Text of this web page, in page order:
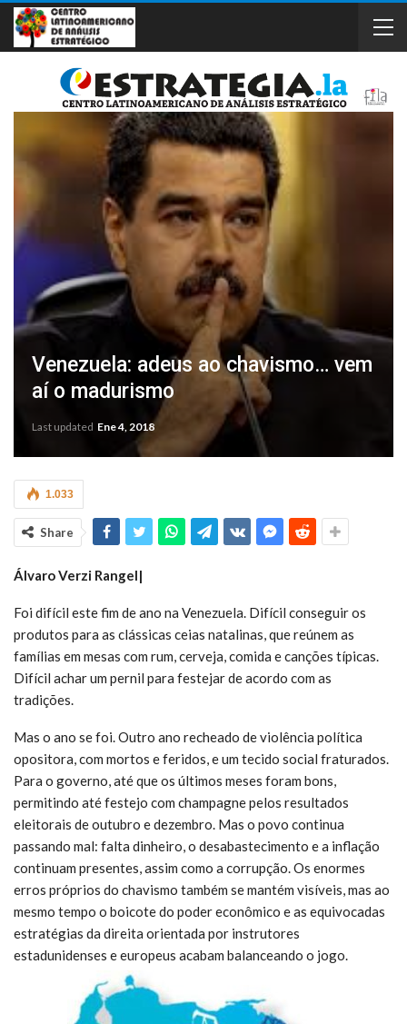
Venezuela: adeus ao chavismo… vem
aí o madurismo
Last updated Ene 4, 2018
1.033
Share
Álvaro Verzi Rangel|
Foi difícil este fim de ano na Venezuela. Difícil conseguir os
produtos para as clássicas ceias natalinas, que reúnem as
famílias em mesas com rum, cerveja, comida e canções típicas.
Difícil achar um pernil para festejar de acordo com as
tradições.
Mas o ano se foi. Outro ano recheado de violência política
opositora, com mortos e feridos, e um tecido social fraturados.
Para o governo, até que os últimos meses foram bons,
permitindo até festejo com champagne pelos resultados
eleitorais de outubro e dezembro. Mas o povo continua
passando mal: falta dinheiro, o desabastecimento e a inflação
continuam presentes, assim como a corrupção. Os enormes
erros próprios do chavismo também se mantém visíveis, mas ao
mesmo tempo o boicote do poder econômico e as equivocadas
estratégias da direita orientada por instrutores
estadunidenses e europeus acabam balanceando o jogo.